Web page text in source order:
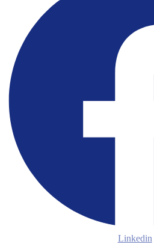
Linkedin